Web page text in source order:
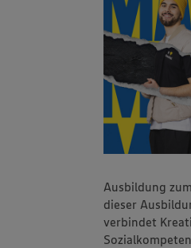
Ausbildung
dieser
verbindet